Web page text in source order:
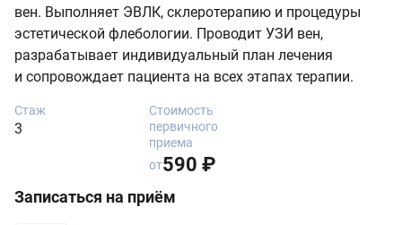
вен. Выполняет ЭВЛК, склеротерапию и процедуры
эстетической флебологии. Проводит УЗИ вен,
разрабатывает индивидуальный план лечения
и сопровождает пациента на всех этапах терапии.
Стаж
3
Стоимость
первичного
приема
от590 ₽
Записаться на приём